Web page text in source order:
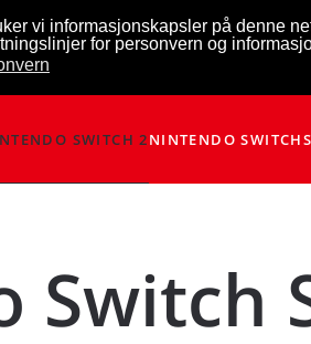
vi informasjonskapsler på denne
for personvern og
SWITCH 2NINTENDO SWITCH
Switch